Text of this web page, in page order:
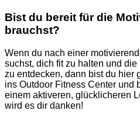
Bist du bereit für die
brauchst?
Wenn du nach einer
suchst, dich fit zu halten und
zu entdecken, dann bist du hier
ins Outdoor Fitness Center und
einem aktiveren, glücklicheren
wird es dir danken!